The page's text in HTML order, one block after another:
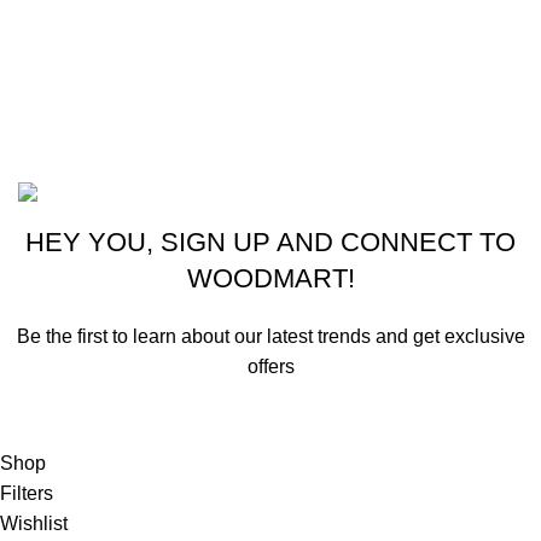
HEY YOU, SIGN UP AND CONNECT TO
WOODMART!
Be the first to learn about our latest trends and get exclusive
offers
Shop
Filters
Wishlist